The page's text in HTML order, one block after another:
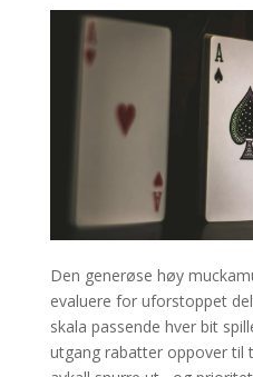
Den generøse høy
evaluere for uforstoppet
skala passende hver bit
utgang rabatter oppover til